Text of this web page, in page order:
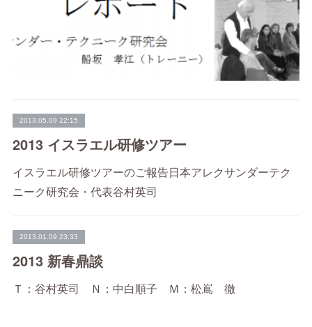
2013.05.09 22:15
2013 イスラエル研修ツアー
イスラエル研修ツアーのご報告日本アレクサンダーテク
ニーク研究会・代表谷村英司
2013.01.09 23:33
2013 新春鼎談
Ｔ：谷村英司 Ｎ：中白順子 Ｍ：松嶌 徹